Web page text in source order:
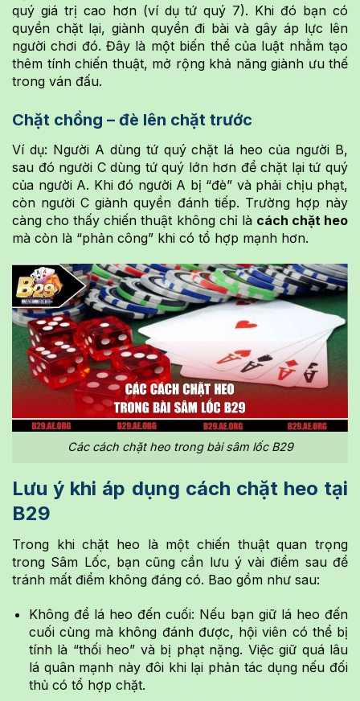
quý giá trị cao hơn (ví dụ tứ quý 7). Khi đó bạn có
quyền chặt lại, giành quyền đi bài và gây áp lực lên
người chơi đó. Đây là một biến thể của luật nhằm tạo
thêm tính chiến thuật, mở rộng khả năng giành ưu thế
trong ván đấu.
Chặt chồng – đè lên chặt trước
Ví dụ: Người A dùng tứ quý chặt lá heo của người B,
sau đó người C dùng tứ quý lớn hơn để chặt lại tứ quý
của người A. Khi đó người A bị “đè” và phải chịu phạt,
còn người C giành quyền đánh tiếp. Trường hợp này
càng cho thấy chiến thuật không chỉ là cách chặt heo
mà còn là “phản công” khi có tổ hợp mạnh hơn.
Các cách chặt heo trong bài sâm lốc B29
Lưu ý khi áp dụng cách chặt heo tại
B29
Trong khi chặt heo là một chiến thuật quan trọng
trong Sâm Lốc, bạn cũng cần lưu ý vài điểm sau để
tránh mất điểm không đáng có. Bao gồm như sau:
Không để lá heo đến cuối: Nếu bạn giữ lá heo đến
cuối cùng mà không đánh được, hội viên có thể bị
tính là “thối heo” và bị phạt nặng. Việc giữ quá lâu
lá quân mạnh này đôi khi lại phản tác dụng nếu đối
thủ có tổ hợp chặt.